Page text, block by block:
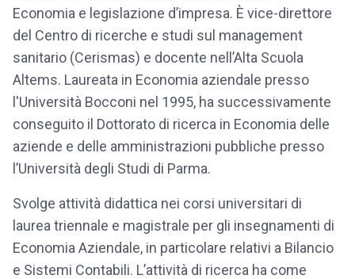
Economia e legislazione d’impresa. È vice-direttore
del Centro di ricerche e studi sul management
sanitario (Cerismas) e docente nell’Alta Scuola
Altems. Laureata in Economia aziendale presso
l'Università Bocconi nel 1995, ha successivamente
conseguito il Dottorato di ricerca in Economia delle
aziende e delle amministrazioni pubbliche presso
l’Università degli Studi di Parma.
Svolge attività didattica nei corsi universitari di
laurea triennale e magistrale per gli insegnamenti di
Economia Aziendale, in particolare relativi a Bilancio
e Sistemi Contabili. L’attività di ricerca ha come